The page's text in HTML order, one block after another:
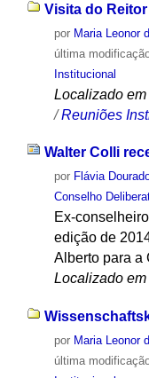
Visita do Reitor
por Maria Leonor
última
Institucional
Localizado em
/Reuniões
Walter Colli
por Flávia
Conselho
Ex-
edição de
Alberto para a
Localizado em
por Maria Leonor
última